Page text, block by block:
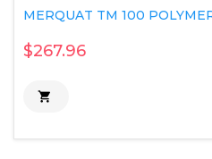
MERQUAT TM 100
$267.96
